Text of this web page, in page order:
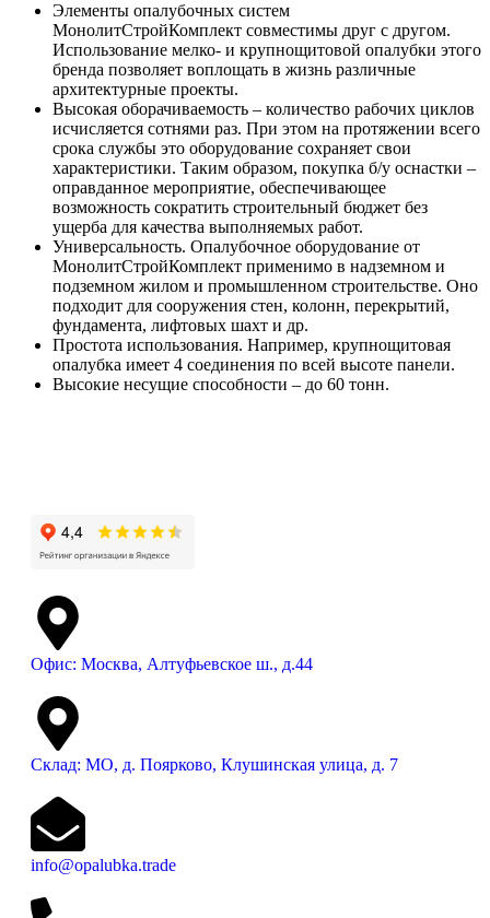
Элементы опалубочных систем
МонолитСтройКомплект совместимы друг с другом.
Использование мелко- и крупнощитовой опалубки этого
бренда позволяет воплощать в жизнь различные
архитектурные проекты.
Высокая оборачиваемость – количество рабочих циклов
исчисляется сотнями раз. При этом на протяжении всего
срока службы это оборудование сохраняет свои
характеристики. Таким образом, покупка б/у оснастки –
оправданное мероприятие, обеспечивающее
возможность сократить строительный бюджет без
ущерба для качества выполняемых работ.
Универсальность. Опалубочное оборудование от
МонолитСтройКомплект применимо в надземном и
подземном жилом и промышленном строительстве. Оно
подходит для сооружения стен, колонн, перекрытий,
фундамента, лифтовых шахт и др.
Простота использования. Например, крупнощитовая
опалубка имеет 4 соединения по всей высоте панели.
Высокие несущие способности – до 60 тонн.
Офис: Москва, Алтуфьевское ш., д.44
Склад: МО, д. Поярково, Клушинская улица, д. 7
info@opalubka.trade